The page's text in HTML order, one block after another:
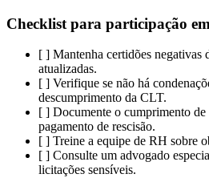
Checklist para participação
[ ] Mantenha certidões negativas
atualizadas.
[ ] Verifique se não há
descumprimento da CLT.
[ ] Documente o cumprimento de
pagamento de rescisão.
[ ] Treine a equipe de RH sobre
[ ] Consulte um advogado
licitações sensíveis.